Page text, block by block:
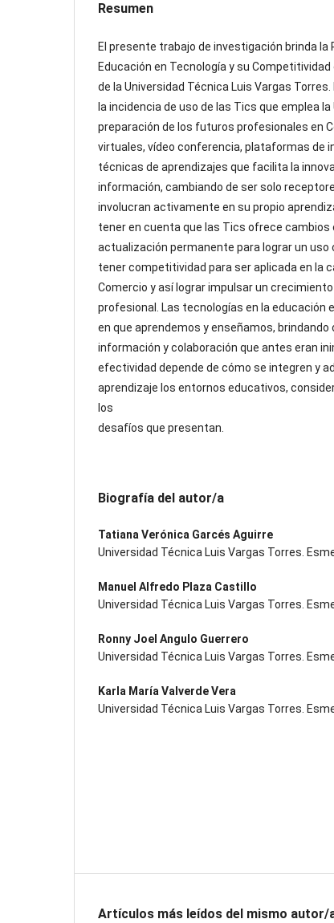
Resumen
El presente trabajo de investigación brinda la
Educación en Tecnología y su
de la Universidad Técnica Luis Vargas
la incidencia de uso de las Tics que emplea
preparación de los futuros profesionales en
virtuales, vídeo conferencia, plataformas de
técnicas de aprendizajes que facilita la
información, cambiando de ser solo
involucran activamente en su propio
tener en cuenta que las Tics ofrece
actualización permanente para lograr un
tener competitividad para ser aplicada en la
Comercio y así lograr impulsar un
profesional. Las tecnologías en la
en que aprendemos y enseñamos,
información y colaboración que antes eran
efectividad depende de cómo se integren y
aprendizaje los entornos educativos,
los
desafíos que presentan.
Biografía del autor/a
Tatiana Verónica Garcés Aguirre
Universidad Técnica Luis Vargas Torres.
Manuel Alfredo Plaza Castillo
Universidad Técnica Luis Vargas Torres.
Ronny Joel Angulo Guerrero
Universidad Técnica Luis Vargas Torres.
Karla María Valverde Vera
Universidad Técnica Luis Vargas Torres.
Artículos más leídos del mismo autor/